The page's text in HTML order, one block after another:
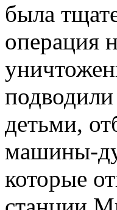
была
операция
детьми,
машины-
которые